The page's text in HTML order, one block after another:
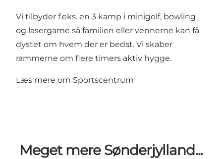
Vi tilbyder f.eks. en 3 kamp i minigolf, bowling
og lasergame så familien eller vennerne kan få
dystet om hvem der er bedst. Vi skaber
rammerne om flere timers aktiv hygge.
Læs mere om Sportscentrum
Meget mere Sønderjylland...